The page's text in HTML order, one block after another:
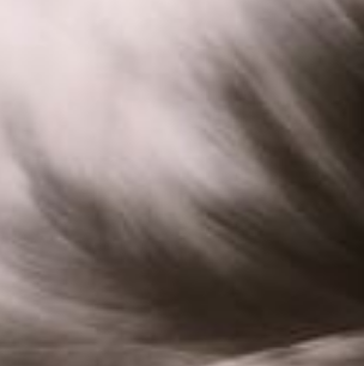
SPORT - REKREACJA -